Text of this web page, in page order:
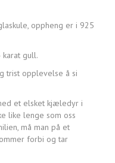
oppheng er i 925
gull.
trist opplevelse å si
et elsket kjæledyr i
like lenge som oss
må man på et
forbi og tar